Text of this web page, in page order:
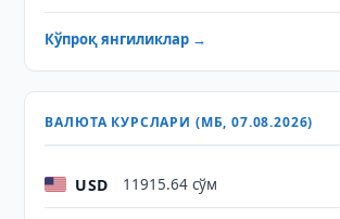
Кўпроқ янгиликлар →
ВАЛЮТА КУРСЛАРИ (МБ, 07.08.2026)
USD 11915.64 сўм